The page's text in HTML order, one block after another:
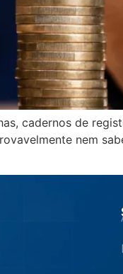
cadernos de
nem